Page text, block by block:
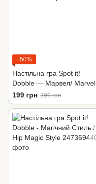
−50%
Настільна гра Spot it!
Dobble — Марвел/ Marvel
199 грн 399 грн